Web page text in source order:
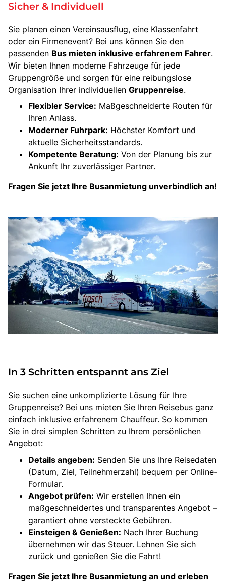
Sicher & Individuell
Sie planen einen Vereinsausflug, eine Klassenfahrt
oder ein Firmenevent? Bei uns können Sie den
passenden Bus mieten inklusive erfahrenem Fahrer.
Wir bieten Ihnen moderne Fahrzeuge für jede
Gruppengröße und sorgen für eine reibungslose
Organisation Ihrer individuellen Gruppenreise.
Flexibler Service: Maßgeschneiderte Routen für
Ihren Anlass.
Moderner Fuhrpark: Höchster Komfort und
aktuelle Sicherheitsstandards.
Kompetente Beratung: Von der Planung bis zur
Ankunft Ihr zuverlässiger Partner.
Fragen Sie jetzt Ihre Busanmietung unverbindlich an!
In 3 Schritten entspannt ans Ziel
Sie suchen eine unkomplizierte Lösung für Ihre
Gruppenreise? Bei uns mieten Sie Ihren Reisebus ganz
einfach inklusive erfahrenem Chauffeur. So kommen
Sie in drei simplen Schritten zu Ihrem persönlichen
Angebot:
Details angeben: Senden Sie uns Ihre Reisedaten
(Datum, Ziel, Teilnehmerzahl) bequem per Online-
Formular.
Angebot prüfen: Wir erstellen Ihnen ein
maßgeschneidertes und transparentes Angebot –
garantiert ohne versteckte Gebühren.
Einsteigen & Genießen: Nach Ihrer Buchung
übernehmen wir das Steuer. Lehnen Sie sich
zurück und genießen Sie die Fahrt!
Fragen Sie jetzt Ihre Busanmietung an und erleben